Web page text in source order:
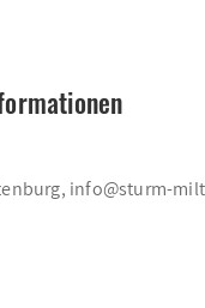
info@sturm-